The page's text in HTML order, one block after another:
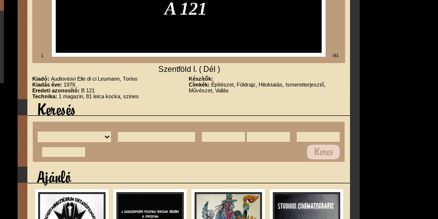
1 /81
Szentföld I. ( Dél )
Kiadó: Audiovisivi Elle di ci Leumann, Torino
Kiadás éve: 1976
Eredeti azonosító: B 121
Technika: 1 magazin, 81 leica kocka, szines
Készítők:
Címkék: Építészet, Földrajz, Hitoktatás, Ismeretterjesztő,
Művészet, Vallás